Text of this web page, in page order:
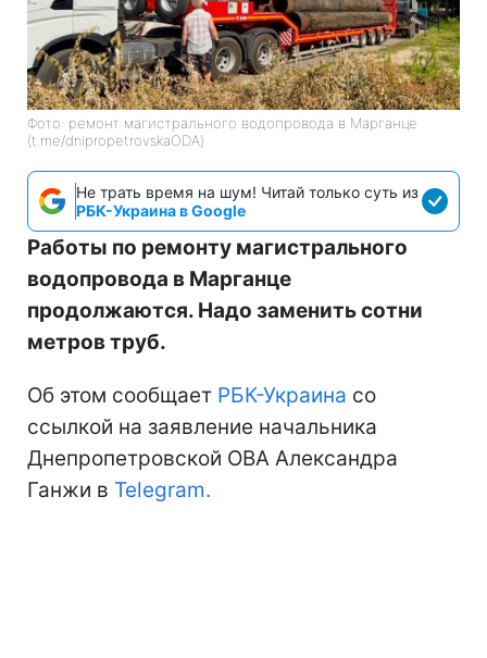
Фото: ремонт магистрального водопровода в Марганце
(t.me/dnipropetrovskaODA)
Не трать время на шум! Читай только суть из
РБК-Украина в Google
Работы по ремонту магистрального
водопровода в Марганце
продолжаются. Надо заменить сотни
метров труб.
Об этом сообщает РБК-Украина со
ссылкой на заявление начальника
Днепропетровской ОВА Александра
Ганжи в Telegram.